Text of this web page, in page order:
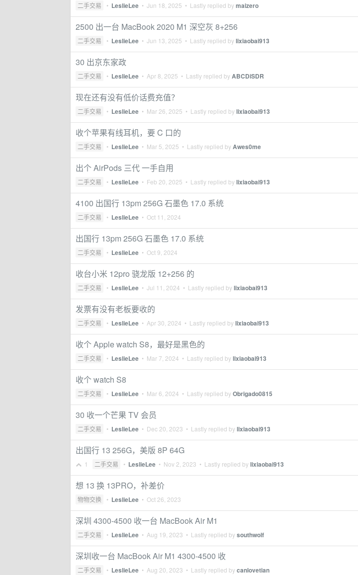
二手交易 • LeslieLee • Jun 18, 2025 • Lastly replied bymaizero
2500 出一台 MacBook 2020 M1 深空灰 8+256
二手交易 • LeslieLee • Jun 13, 2025 • Lastly replied bylixiaobai913
30 出京东家政
二手交易 • LeslieLee • Apr 8, 2025 • Lastly replied byABCDiSDR
现在还有没有低价话费充值？
二手交易 • LeslieLee • Mar 26, 2025 • Lastly replied bylixiaobai913
收个苹果有线耳机，要 C 口的
二手交易 • LeslieLee • Mar 5, 2025 • Lastly replied byAwes0me
出个 AirPods 三代 一手自用
二手交易 • LeslieLee • Feb 20, 2025 • Lastly replied bylixiaobai913
4100 出国行 13pm 256G 石墨色 17.0 系统
二手交易 • LeslieLee • Oct 11, 2024
出国行 13pm 256G 石墨色 17.0 系统
二手交易 • LeslieLee • Oct 9, 2024
收台小米 12pro 骁龙版 12+256 的
二手交易 • LeslieLee • Jul 11, 2024 • Lastly replied bylixiaobai913
发票有没有老板要收的
二手交易 • LeslieLee • Apr 30, 2024 • Lastly replied bylixiaobai913
收个 Apple watch S8，最好是黑色的
二手交易 • LeslieLee • Mar 7, 2024 • Lastly replied bylixiaobai913
收个 watch S8
二手交易 • LeslieLee • Mar 6, 2024 • Lastly replied byObrigado0815
30 收一个芒果 TV 会员
二手交易 • LeslieLee • Dec 20, 2023 • Lastly replied bylixiaobai913
出国行 13 256G，美版 8P 64G
1 二手交易 • LeslieLee • Nov 2, 2023 • Lastly replied bylixiaobai913
想 13 换 13PRO，补差价
物物交换 • LeslieLee • Oct 26, 2023
深圳 4300-4500 收一台 MacBook Air M1
二手交易 • LeslieLee • Aug 19, 2023 • Lastly replied bysouthwolf
深圳收一台 MacBook Air M1 4300-4500 收
二手交易 • LeslieLee • Aug 20, 2023 • Lastly replied bycanlovetian